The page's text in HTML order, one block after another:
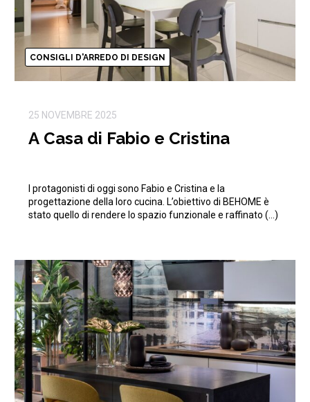
CONSIGLI D'ARREDO DI DESIGN
25 NOVEMBRE 2025
A Casa di Fabio e Cristina
I protagonisti di oggi sono Fabio e Cristina e la
progettazione della loro cucina. L’obiettivo di BEHOME è
stato quello di rendere lo spazio funzionale e raffinato (…)